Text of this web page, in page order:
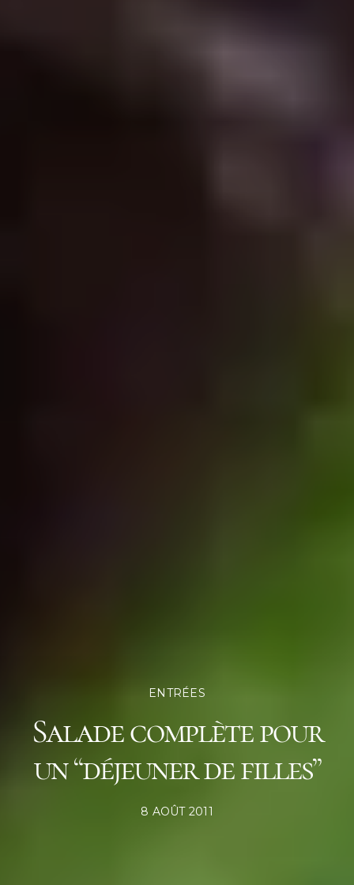
ENTRÉES
Salade complète pour
un “déjeuner de filles”
POSTED
8 AOÛT 2011